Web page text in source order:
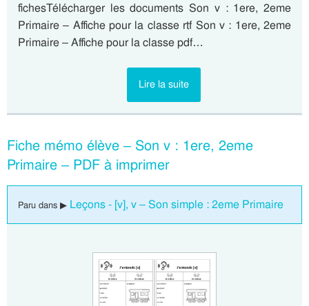
fichesTélécharger les documents Son v : 1ere, 2eme
Primaire – Affiche pour la classe rtf Son v : 1ere, 2eme
Primaire – Affiche pour la classe pdf…
Lire la suite
Fiche mémo élève – Son v : 1ere, 2eme
Primaire – PDF à imprimer
Paru dans ▶ Leçons - [v], v – Son simple : 2eme Primaire